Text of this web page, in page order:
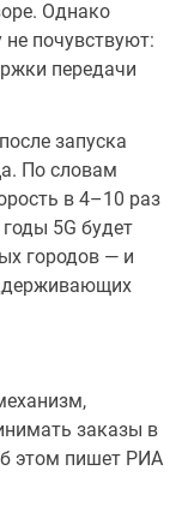
Однако
почувствуют:
передачи
запуска
По словам
в 4–10 раз
5G будет
городов — и
заказы в
этом пишет РИА